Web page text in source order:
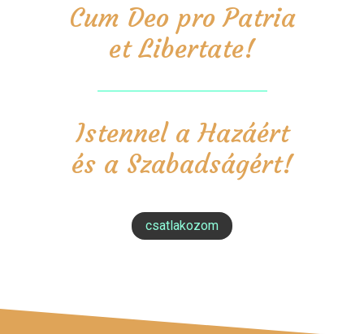
Cum Deo pro Patria
et Libertate!
Istennel a Hazáért
és a Szabadságért!
csatlakozom